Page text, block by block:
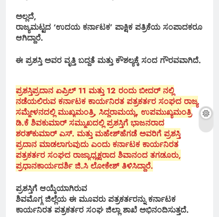
ಅಲ್ಲದೆ,
ರಾಜ್ಯಮಟ್ಟದ ‘ಉದಯ ಕರ್ನಾಟಕ’ ಪಾಕ್ಷಿಕ ಪತ್ರಿಕೆಯ ಸಂಪಾದಕರೂ
ಆಗಿದ್ದಾರೆ.
ಈ ಪ್ರಶಸ್ತಿ ಅವರ ವೃತ್ತಿ ಬದ್ದತೆ ಮತ್ತು ಕೌಶಲ್ಯಕ್ಕೆ ಸಂದ ಗೌರವವಾಗಿದೆ.
ಪ್ರಶಸ್ತಿಪ್ರದಾನ ಏಪ್ರಿಲ್ 11 ಮತ್ತು 12 ರಂದು ಬೀದರ್ ನಲ್ಲಿ
ನಡೆಯಲಿರುವ ಕರ್ನಾಟಕ ಕಾರ್ಯನಿರತ ಪತ್ರಕರ್ತರ ಸಂಘದ ರಾಜ್ಯ
ಸಮ್ಮೇಳನದಲ್ಲಿ ಮುಖ್ಯಮಂತ್ರಿ, ಸಿದ್ದರಾಮಯ್ಯ, ಉಪಮುಖ್ಯಮಂತ್ರಿ
ಡಿ.ಕೆ ಶಿವಕುಮಾರ್ ಸಮ್ಮುಖದಲ್ಲಿ ಪ್ರಶಸ್ತಿಗೆ ಭಾಜನರಾದ
ಶರತ್‌ಕುಮಾರ್ ಎಸ್. ಮತ್ತು ಮಹೇಶ್‌ಹೆಗಡೆ ಅವರಿಗೆ ಪ್ರಶಸ್ತಿ
ಪ್ರದಾನ ಮಾಡಲಾಗುವುದು ಎಂದು ಕರ್ನಾಟಕ ಕಾರ್ಯನಿರತ
ಪತ್ರಕರ್ತರ ಸಂಘದ ರಾಜ್ಯಾಧ್ಯಕ್ಷರಾದ ಶಿವಾನಂದ ತಗಡೂರು,
ಪ್ರಧಾನಕಾರ್ಯದರ್ಶಿ ಜಿ.ಸಿ ಲೋಕೇಶ್ ತಿಳಿಸಿದ್ದಾರೆ.
ಪ್ರಶಸ್ತಿಗೆ ಆಯ್ಕೆಯಾಗಿರುವ
ಶಿವಮೊಗ್ಗ ಜಿಲ್ಲೆಯ ಈ ಮೂವರು ಪತ್ರಕರ್ತರನ್ನು ಕರ್ನಾಟಕ
ಕಾರ್ಯನಿರತ ಪತ್ರಕರ್ತರ ಸಂಘ ಜಿಲ್ಲಾ ಶಾಖೆ ಅಭಿನಂದಿಸುತ್ತದೆ.